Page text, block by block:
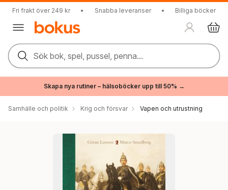
Fri frakt över 249 kr • Snabba leveranser • Billiga böcker
Sök bok, spel, pussel, penna...
Skapa nya rutiner – hälsoböcker upp till 50% →
Samhälle och politik Krig och försvar Vapen och utrustning